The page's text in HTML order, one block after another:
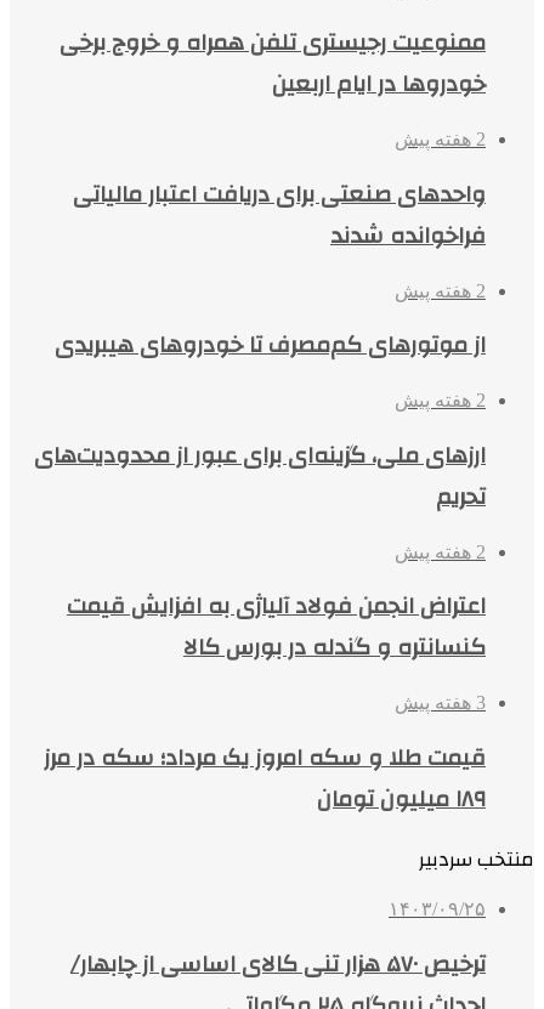
ممنوعیت رجیستری تلفن همراه و خروج برخی
خودروها در ایام اربعین
2 هفته پیش
واحدهای صنعتی برای دریافت اعتبار مالیاتی
فراخوانده شدند
2 هفته پیش
از موتورهای کم‌مصرف تا خودروهای هیبریدی
2 هفته پیش
ارزهای ملی، گزینه‌ای برای عبور از محدودیت‌های
تحریم
2 هفته پیش
اعتراض انجمن فولاد آلیاژی به افزایش قیمت
کنسانتره و گندله در بورس کالا
3 هفته پیش
قیمت طلا و سکه امروز یک مرداد؛ سکه در مرز
۱۸۹ میلیون تومان
منتخب سردبیر
۱۴۰۳/۰۹/۲۵
ترخیص ۵۷۰ هزار تنی کالای اساسی از چابهار/